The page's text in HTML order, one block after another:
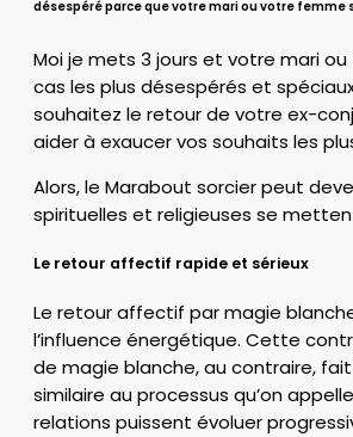
désespéré parce que votre mari ou votre femme
Moi je mets 3 jours et votre mari
cas les plus désespérés et
souhaitez le retour de votre ex-
aider à exaucer vos souhaits les
Alors, le Marabout sorcier peut
spirituelles et religieuses se
Le retour affectif rapide et sérieux
Le retour affectif par magie
l’influence énergétique. Cette
de magie blanche, au contraire,
similaire au processus qu’on
relations puissent évoluer